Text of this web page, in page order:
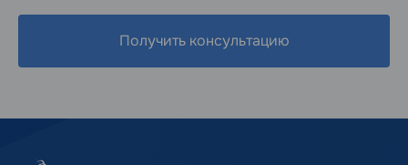
Получить консультацию